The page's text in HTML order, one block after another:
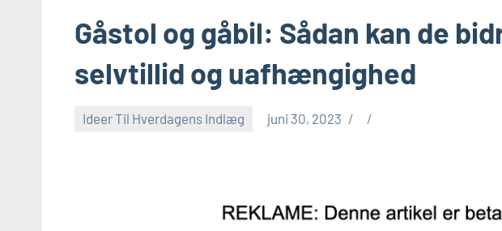
Gåstol og gåbil: Sådan kan de
selvtillid og uafhængighed
Ideer Til Hverdagens Indlæg juni 30, 2023